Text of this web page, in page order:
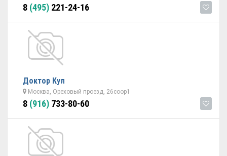
8 (495) 221-24-16
Доктор Кул
Москва, Ореховый проезд, 26соор1
8 (916) 733-80-60